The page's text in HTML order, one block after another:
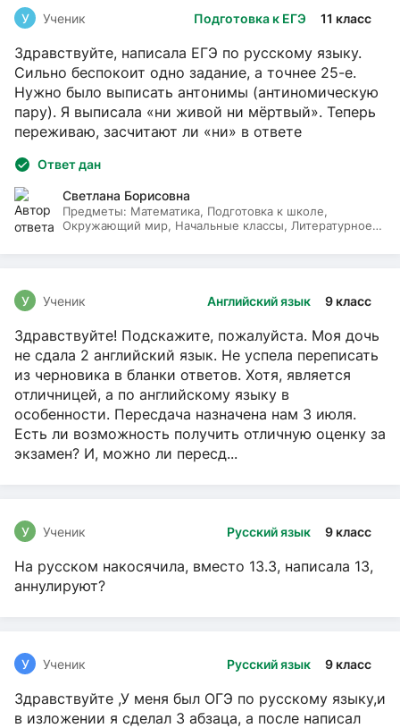
Подготовка к ЕГЭ 11 класс
У Ученик
Здравствуйте, написала ЕГЭ по русскому языку.
Сильно беспокоит одно задание, а точнее 25-е.
Нужно было выписать антонимы (антиномическую
пару). Я выписала «ни живой ни мёртвый». Теперь
переживаю, засчитают ли «ни» в ответе
Ответ дан
Светлана Борисовна
Предметы: Математика, Подготовка к школе,
Окружающий мир, Начальные классы, Литературное
Английский язык 9 класс
У Ученик
Здравствуйте! Подскажите, пожалуйста. Моя дочь
не сдала 2 английский язык. Не успела переписать
из черновика в бланки ответов. Хотя, является
отличницей, а по английскому языку в
особенности. Пересдача назначена нам 3 июля.
Есть ли возможность получить отличную оценку за
экзамен? И, можно ли пересд...
Русский язык 9 класс
У Ученик
На русском накосячила, вместо 13.3, написала 13,
аннулируют?
Русский язык 9 класс
У Ученик
Здравствуйте ,У меня был ОГЭ по русскому языку,и
в изложении я сделал 3 абзаца, а после написал